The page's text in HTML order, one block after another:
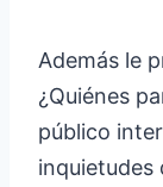
Además le
¿Quiénes
público
inquietudes